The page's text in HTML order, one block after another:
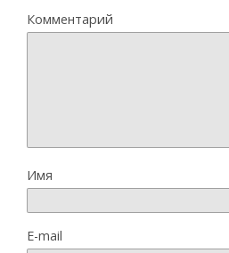
Комментарий
Имя
E-mail